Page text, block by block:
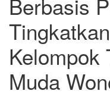
Berbasis
Kelompok
Muda